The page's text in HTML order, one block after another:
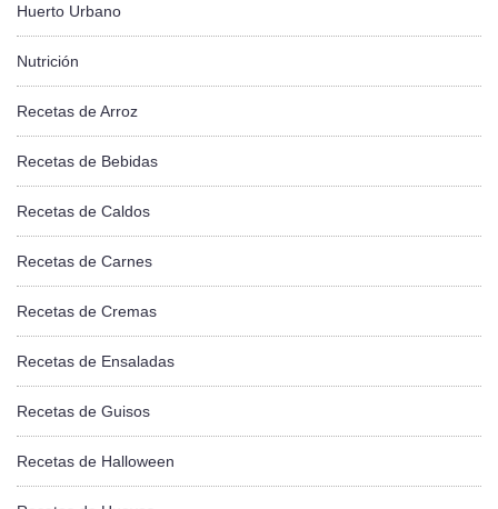
Huerto Urbano
Nutrición
Recetas de Arroz
Recetas de Bebidas
Recetas de Caldos
Recetas de Carnes
Recetas de Cremas
Recetas de Ensaladas
Recetas de Guisos
Recetas de Halloween